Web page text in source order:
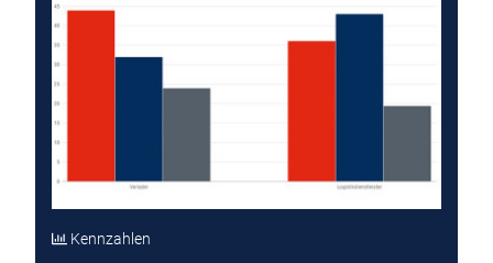
Kennzahlen